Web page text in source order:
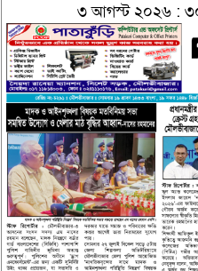
৩ আগস্ট ২০২৬ : ৩০